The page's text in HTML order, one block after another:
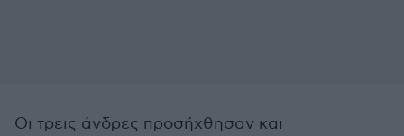
Οι τρεις άνδρες προσήχθησαν και